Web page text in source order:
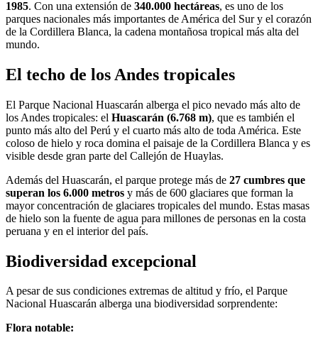
1985. Con una extensión de 340.000 hectáreas, es uno de los
parques nacionales más importantes de América del Sur y el corazón
de la Cordillera Blanca, la cadena montañosa tropical más alta del
mundo.
El techo de los Andes tropicales
El Parque Nacional Huascarán alberga el pico nevado más alto de
los Andes tropicales: el Huascarán (6.768 m), que es también el
punto más alto del Perú y el cuarto más alto de toda América. Este
coloso de hielo y roca domina el paisaje de la Cordillera Blanca y es
visible desde gran parte del Callejón de Huaylas.
Además del Huascarán, el parque protege más de 27 cumbres que
superan los 6.000 metros y más de 600 glaciares que forman la
mayor concentración de glaciares tropicales del mundo. Estas masas
de hielo son la fuente de agua para millones de personas en la costa
peruana y en el interior del país.
Biodiversidad excepcional
A pesar de sus condiciones extremas de altitud y frío, el Parque
Nacional Huascarán alberga una biodiversidad sorprendente:
Flora notable: